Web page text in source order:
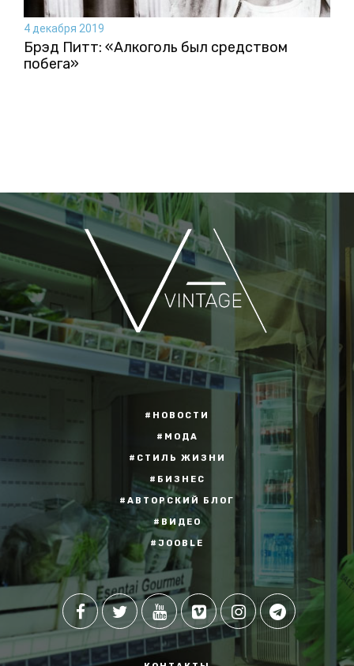
4 декабря 2019
Брэд Питт: «Алкоголь был средством
побега»
#НОВОСТИ
#МОДА
#СТИЛЬ ЖИЗНИ
#БИЗНЕС
#АВТОРСКИЙ БЛОГ
#ВИДЕО
#JOOBLE